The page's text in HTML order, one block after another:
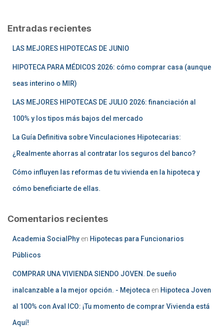
Entradas recientes
LAS MEJORES HIPOTECAS DE JUNIO
HIPOTECA PARA MÉDICOS 2026: cómo comprar casa (aunque
seas interino o MIR)
LAS MEJORES HIPOTECAS DE JULIO 2026: financiación al
100% y los tipos más bajos del mercado
La Guía Definitiva sobre Vinculaciones Hipotecarias:
¿Realmente ahorras al contratar los seguros del banco?
Cómo influyen las reformas de tu vivienda en la hipoteca y
cómo beneficiarte de ellas.
Comentarios recientes
Academia SocialPhy en Hipotecas para Funcionarios
Públicos
COMPRAR UNA VIVIENDA SIENDO JOVEN. De sueño
inalcanzable a la mejor opción. - Mejoteca en Hipoteca Joven
al 100% con Aval ICO: ¡Tu momento de comprar Vivienda está
Aquí!